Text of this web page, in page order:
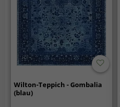
Wilton-Teppich - Gombalia
(blau)